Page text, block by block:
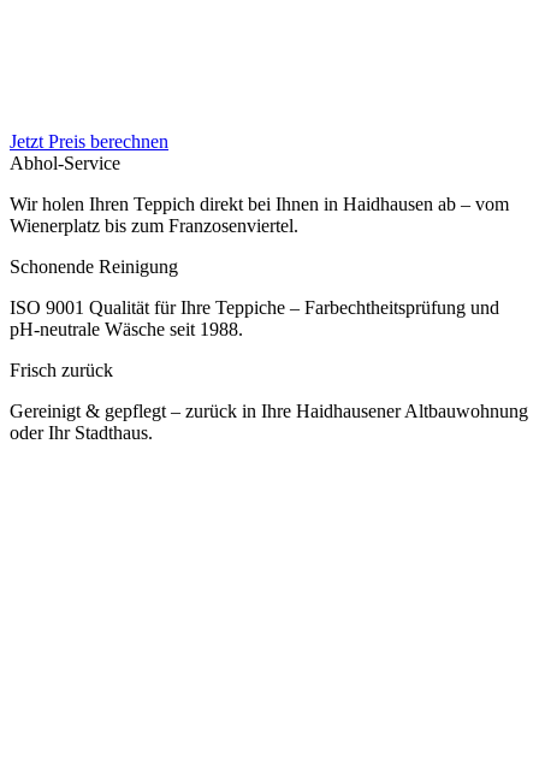
Jetzt Preis berechnen
Abhol-Service
Wir holen Ihren Teppich direkt bei Ihnen in Haidhausen ab – vom
Wienerplatz bis zum Franzosenviertel.
Schonende Reinigung
ISO 9001 Qualität für Ihre Teppiche – Farbechtheitsprüfung und
pH-neutrale Wäsche seit 1988.
Frisch zurück
Gereinigt & gepflegt – zurück in Ihre Haidhausener Altbauwohnung
oder Ihr Stadthaus.